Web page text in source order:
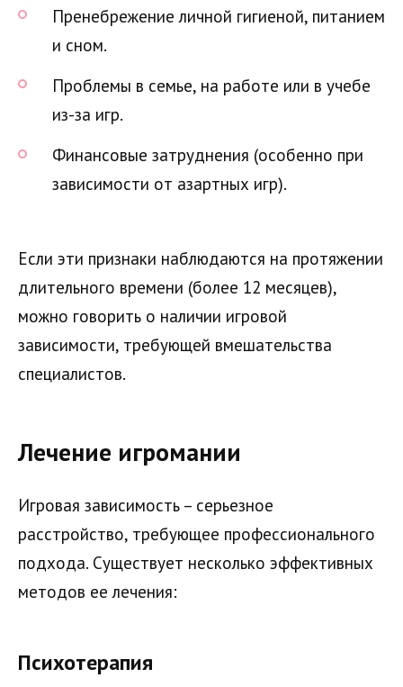
Пренебрежение личной гигиеной, питанием
и сном.
Проблемы в семье, на работе или в учебе
из-за игр.
Финансовые затруднения (особенно при
зависимости от азартных игр).
Если эти признаки наблюдаются на протяжении
длительного времени (более 12 месяцев),
можно говорить о наличии игровой
зависимости, требующей вмешательства
специалистов.
Лечение игромании
Игровая зависимость – серьезное
расстройство, требующее профессионального
подхода. Существует несколько эффективных
методов ее лечения:
Психотерапия